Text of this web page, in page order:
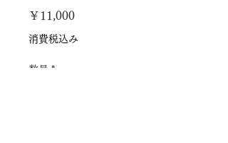
￥11,000価
格
消費税込み
数量 *